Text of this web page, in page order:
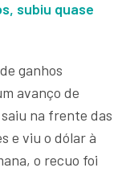
subiu quase
ganhos
avanço de
saiu na frente das
e viu o dólar à
o recuo foi